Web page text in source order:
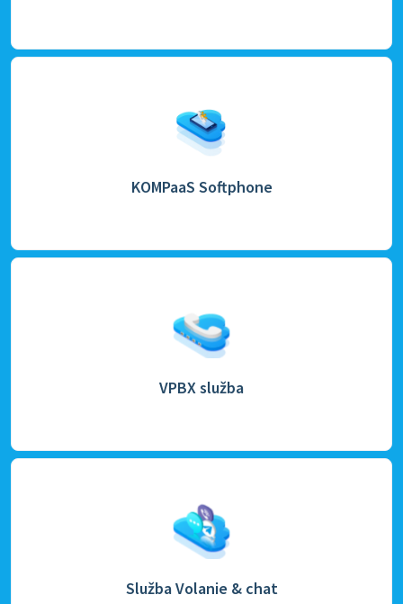
KOMPaaS Softphone
VPBX služba
Služba Volanie & chat